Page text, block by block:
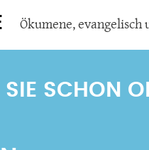
Ökumene,evangelisch
SIE SCHON